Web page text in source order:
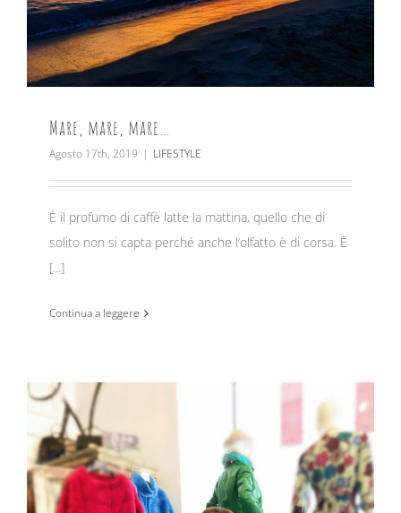
Mare, mare, mare…
Agosto 17th, 2019 | LIFESTYLE
È il profumo di caffè latte la mattina, quello che di
solito non si capta perché anche l’olfatto è di corsa. È
[...]
Continua a leggere